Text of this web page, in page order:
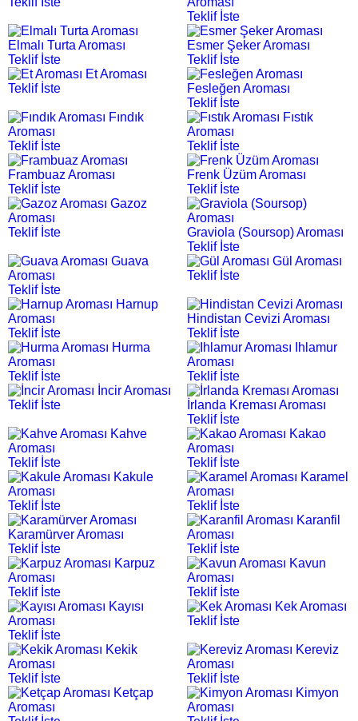
Teklif İste
Elmalı Turta Aroması
Teklif İste
Esmer Şeker Aroması
Teklif İste
Et Aroması
Teklif İste
Fesleğen Aroması
Teklif İste
Fındık
Aroması
Teklif İste
Fıstık
Aroması
Teklif İste
Frambuaz Aroması
Teklif İste
Frenk Üzüm Aroması
Teklif İste
Gazoz
Aroması
Teklif İste
Graviola (Soursop) Aroması
Teklif İste
Guava
Aroması
Teklif İste
Gül Aroması
Teklif İste
Harnup
Aroması
Teklif İste
Hindistan Cevizi Aroması
Teklif İste
Hurma
Aroması
Teklif İste
Ihlamur
Aroması
Teklif İste
İncir Aroması
Teklif İste
İrlanda Kreması Aroması
Teklif İste
Kahve
Aroması
Teklif İste
Kakao
Aroması
Teklif İste
Kakule
Aroması
Teklif İste
Karamel
Aroması
Teklif İste
Karamürver Aroması
Teklif İste
Karanfil
Aroması
Teklif İste
Karpuz
Aroması
Teklif İste
Kavun
Aroması
Teklif İste
Kayısı
Aroması
Teklif İste
Kek Aroması
Teklif İste
Kekik
Aroması
Teklif İste
Kereviz
Aroması
Teklif İste
Ketçap
Aroması
Kimyon
Aroması